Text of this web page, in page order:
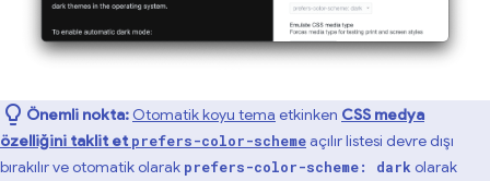
Önemli nokta: Otomatik koyu tema etkinken CSS medya
özelliğini taklit et prefers-color-schemeaçılır listesi devre dışı
bırakılır ve otomatik olarak prefers-color-scheme: dark olarak